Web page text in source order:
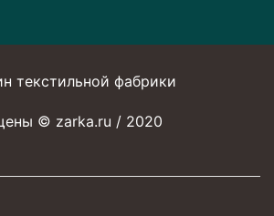
текстильной фабрики
© zarka.ru / 2020